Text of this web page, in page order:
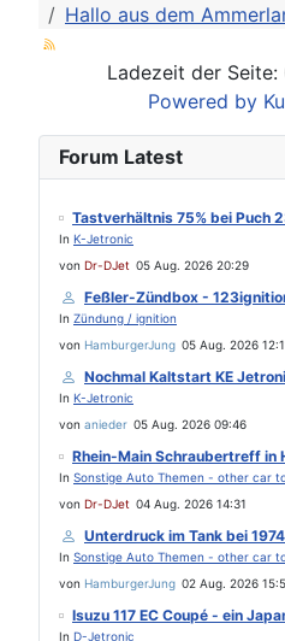
Hallo aus dem
Ladezeit der
Powered by
Forum Latest
Tastverhältnis 75% bei Puch
In K-Jetronic
von Dr-DJet 05 Aug. 2026 20:29
Feßler-Zündbox -
In Zündung / ignition
von HamburgerJung 05 Aug. 2026
Nochmal Kaltstart KE
In K-Jetronic
von anieder 05 Aug. 2026 09:46
Rhein-Main Schraubertreff in
In Sonstige Auto Themen - other car
von Dr-DJet 04 Aug. 2026 14:31
Unterdruck im Tank bei
In Sonstige Auto Themen - other car
von HamburgerJung 02 Aug. 2026
Isuzu 117 EC Coupé - ein
In D-Jetronic